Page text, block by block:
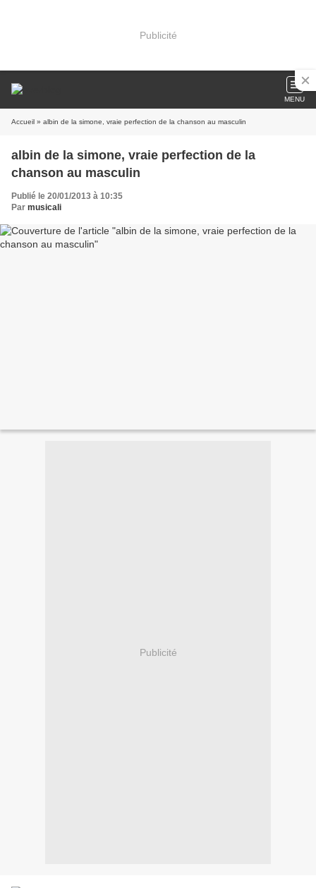
Publicité
MENU
Accueil » albin de la simone, vraie perfection de la chanson au masculin
albin de la simone, vraie perfection de la
chanson au masculin
Publié le 20/01/2013 à 10:35
Par musicali
Publicité